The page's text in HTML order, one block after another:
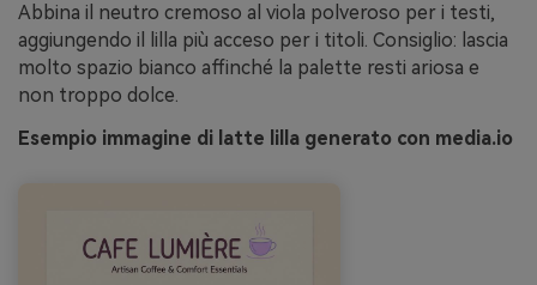
Abbina il neutro cremoso al viola polveroso per i testi,
aggiungendo il lilla più acceso per i titoli. Consiglio: lascia
molto spazio bianco affinché la palette resti ariosa e
non troppo dolce.
Esempio immagine di latte lilla generato con media.io